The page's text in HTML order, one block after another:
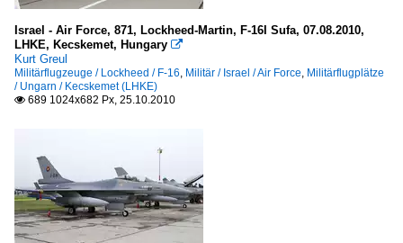
Israel - Air Force, 871, Lockheed-Martin, F-16I Sufa, 07.08.2010,
LHKE, Kecskemet, Hungary 
Kurt Greul
Militärflugzeuge / Lockheed / F-16, Militär / Israel / Air Force, Militärflugplätze
/ Ungarn / Kecskemet (LHKE)
 689 1024x682 Px, 25.10.2010